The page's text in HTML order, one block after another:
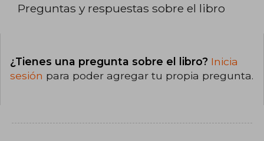
Preguntas y respuestas sobre el libro
¿Tienes una pregunta sobre el libro? Inicia
sesión para poder agregar tu propia pregunta.